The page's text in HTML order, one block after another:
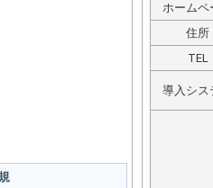
ホームペ
住所
TEL
導入シス